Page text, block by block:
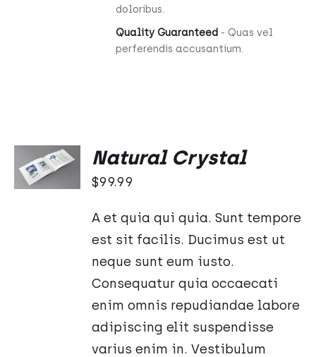
doloribus.
Quality Guaranteed - Quas vel
perferendis accusantium.
Oceniono
5.00na 5
DODAJ
DO
KOSZYKA
Natural Crystal
$99.99
A et quia qui quia. Sunt tempore
est sit facilis. Ducimus est ut
neque sunt eum iusto.
Consequatur quia occaecati
enim omnis repudiandae labore
adipiscing elit suspendisse
varius enim in. Vestibulum